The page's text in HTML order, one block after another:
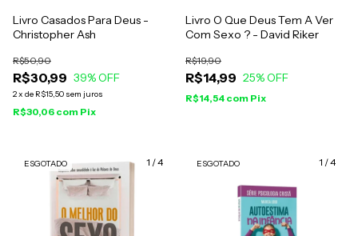
Livro Casados Para Deus -
Christopher Ash
R$30,99
R$50,90
39% OFF
2x de R$15,50 sem juros
R$30,06 com Pix
Livro O Que Deus Tem A Ver
Com Sexo ? - David Riker
R$14,99
R$19,90
25% OFF
R$14,54 com Pix
1 /4
ESGOTADO 1 /4
ESGOTADO